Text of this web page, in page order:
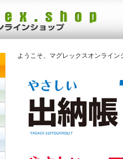
ようこそ、マグレックスオンライン